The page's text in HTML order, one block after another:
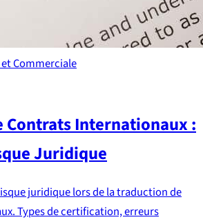
Commerciale
Contrats Internationaux :
Juridique
juridique lors de la traduction de
Types de certification, erreurs